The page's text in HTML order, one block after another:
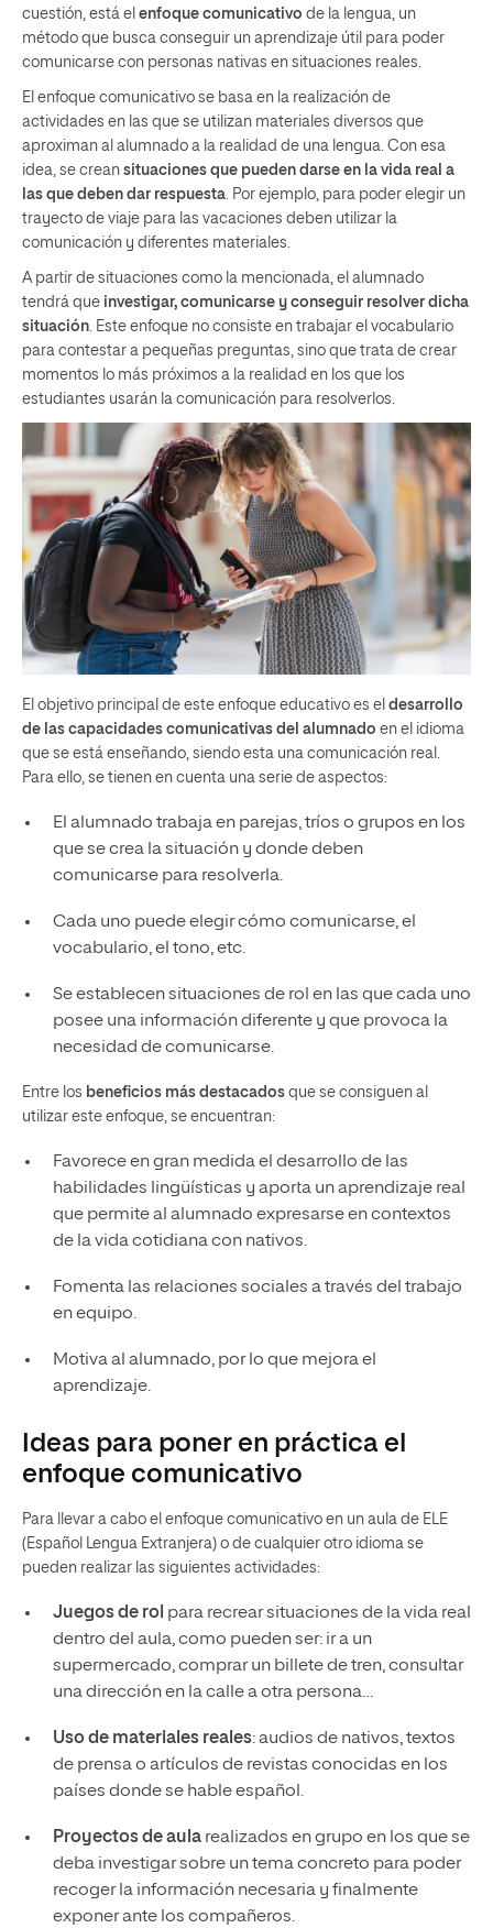
cuestión, está el enfoque comunicativo de la lengua, un
método que busca conseguir un aprendizaje útil para poder
comunicarse con personas nativas en situaciones reales.
El enfoque comunicativo se basa en la realización de
actividades en las que se utilizan materiales diversos que
aproximan al alumnado a la realidad de una lengua. Con esa
idea, se crean situaciones que pueden darse en la vida real a
las que deben dar respuesta . Por ejemplo, para poder elegir un
trayecto de viaje para las vacaciones deben utilizar la
comunicación y diferentes materiales.
A partir de situaciones como la mencionada, el alumnado
tendrá que investigar, comunicarse y conseguir resolver dicha
situación . Este enfoque no consiste en trabajar el vocabulario
para contestar a pequeñas preguntas, sino que trata de crear
momentos lo más próximos a la realidad en los que los
estudiantes usarán la comunicación para resolverlos.
El objetivo principal de este enfoque educativo es el desarrollo
de las capacidades comunicativas del alumnado en el idioma
que se está enseñando, siendo esta una comunicación real.
Para ello, se tienen en cuenta una serie de aspectos:
El alumnado trabaja en parejas, tríos o grupos en los
que se crea la situación y donde deben
comunicarse para resolverla.
Cada uno puede elegir cómo comunicarse, el
vocabulario, el tono, etc.
Se establecen situaciones de rol en las que cada uno
posee una información diferente y que provoca la
necesidad de comunicarse.
Entre los beneficios más destacados que se consiguen al
utilizar este enfoque, se encuentran:
Favorece en gran medida el desarrollo de las
habilidades lingüísticas y aporta un aprendizaje real
que permite al alumnado expresarse en contextos
de la vida cotidiana con nativos.
Fomenta las relaciones sociales a través del trabajo
en equipo.
Motiva al alumnado, por lo que mejora el
aprendizaje.
Ideas para poner en práctica el
enfoque comunicativo
Para llevar a cabo el enfoque comunicativo en un aula de ELE
(Español Lengua Extranjera) o de cualquier otro idioma se
pueden realizar las siguientes actividades:
Juegos de rol para recrear situaciones de la vida real
dentro del aula, como pueden ser: ir a un
supermercado, comprar un billete de tren, consultar
una dirección en la calle a otra persona…
Uso de materiales reales: audios de nativos, textos
de prensa o artículos de revistas conocidas en los
países donde se hable español.
Proyectos de aularealizados en grupo en los que se
deba investigar sobre un tema concreto para poder
recoger la información necesaria y finalmente
exponer ante los compañeros.